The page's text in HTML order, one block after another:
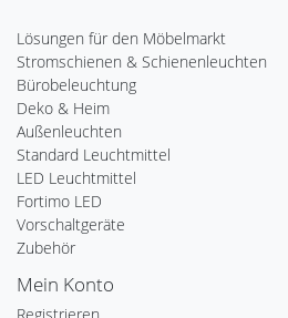
Lösungen für den Möbelmarkt
Stromschienen & Schienenleuchten
Bürobeleuchtung
Deko & Heim
Außenleuchten
Standard Leuchtmittel
LED Leuchtmittel
Fortimo LED
Vorschaltgeräte
Zubehör
Mein Konto